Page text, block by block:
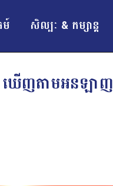
សិល្បៈ & កម្សាន្ត
ឃើញតាមអនឡាញ